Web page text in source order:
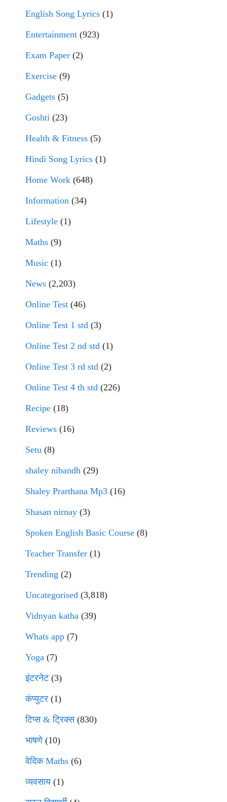
English Song Lyrics (1)
Entertainment (923)
Exam Paper (2)
Exercise (9)
Gadgets (5)
Goshti (23)
Health & Fitness (5)
Hindi Song Lyrics (1)
Home Work (648)
Information (34)
Lifestyle (1)
Maths (9)
Music (1)
News (2,203)
Online Test (46)
Online Test 1 std (3)
Online Test 2 nd std (1)
Online Test 3 rd std (2)
Online Test 4 th std (226)
Recipe (18)
Reviews (16)
Setu (8)
shaley nibandh (29)
Shaley Prarthana Mp3 (16)
Shasan nirnay (3)
Spoken English Basic Course (8)
Teacher Transfer (1)
Trending (2)
Uncategorised (3,818)
Vidnyan katha (39)
Whats app (7)
Yoga (7)
इंटरनेट(3)
कंप्युटर (1)
टिप्स & ट्रिक्स(830)
भाषणे(10)
वेदिक Maths (6)
व्यवसाय(1)